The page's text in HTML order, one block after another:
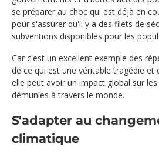
se préparer au choc qui est déjà en
pour s'assurer qu'il y a des filets de
subventions disponibles pour les
Car c'est un excellent exemple des
de ce qui est une véritable tragédie et
elle peut avoir un impact global sur
démunies à travers le monde.
S'adapter au
climatique